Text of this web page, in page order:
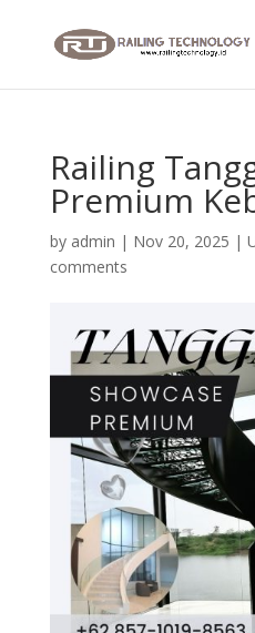
Railing
Premium
by admin | Nov 20, 2025 |
comments